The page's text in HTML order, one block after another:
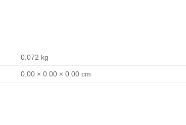
0.072 kg
0.00 × 0.00 × 0.00 cm